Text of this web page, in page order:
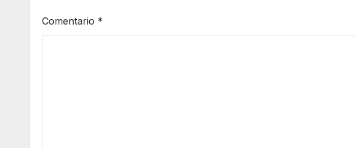
Comentario *